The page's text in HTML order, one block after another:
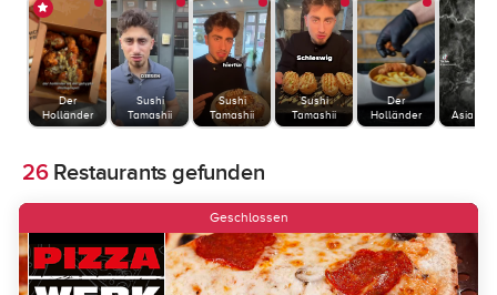
Der
Holländer
Sushi
Tamashii
Sushi
Tamashii
Sushi
Tamashii
Der
Holländer
Asia
26Restaurants gefunden
Geschlossen